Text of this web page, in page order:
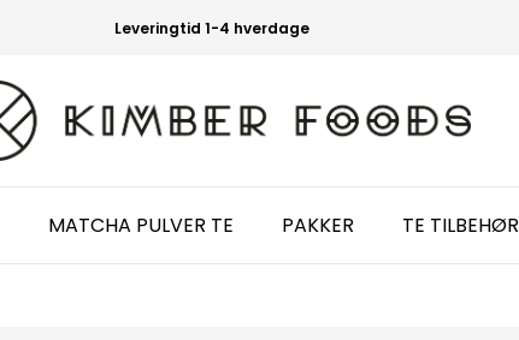
Leveringtid 1-4 hverdage
MATCHA PULVER TE PAKKER TE TILBEHØR